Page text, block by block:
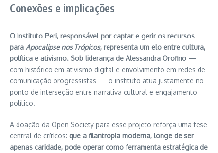
Conexões e implicações
O Instituto Peri, responsável por captar e gerir os recursos
para Apocalipse nos Trópicos, representa um elo entre cultura,
política e ativismo. Sob liderança de Alessandra Orofino —
com histórico em ativismo digital e envolvimento em redes de
comunicação progressistas — o instituto atua justamente no
ponto de interseção entre narrativa cultural e engajamento
político.
A doação da Open Society para esse projeto reforça uma tese
central de críticos: que a filantropia moderna, longe de ser
apenas caridade, pode operar como ferramenta estratégica de